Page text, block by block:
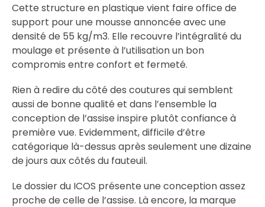
Cette structure en plastique vient faire office de
support pour une mousse annoncée avec une
densité de 55 kg/m3. Elle recouvre l’intégralité du
moulage et présente à l’utilisation un bon
compromis entre confort et fermeté.
Rien à redire du côté des coutures qui semblent
aussi de bonne qualité et dans l’ensemble la
conception de l’assise inspire plutôt confiance à
première vue. Evidemment, difficile d’être
catégorique là-dessus après seulement une dizaine
de jours aux côtés du fauteuil.
Le dossier du ICOS présente une conception assez
proche de celle de l’assise. Là encore, la marque